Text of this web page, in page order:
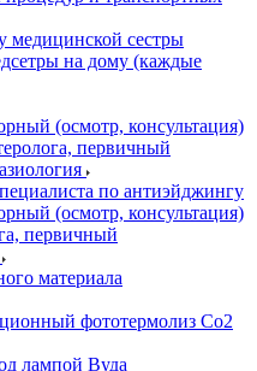
медицинской сестры
на дому (каждые
(осмотр, консультация)
первичный
по антиэйджингу
(осмотр, консультация)
первичный
материала
фототермолиз Со2
лампой Вуда